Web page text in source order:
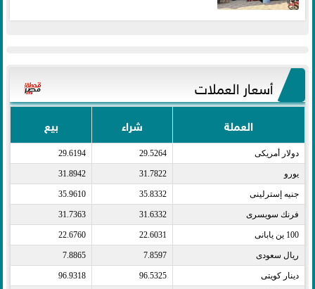
أسعار العملات
العملة شراء بيع
دولار أمريكى​ 29.5264
29.6194
يورو​ 31.7822
31.8942
جنيه إسترلينى​ 35.8332
35.9610
فرنك سويسرى​ 31.6332
31.7363
100 ين يابانى​ 22.6031
22.6760
ريال سعودى​ 7.8597
7.8865
دينار كويتى​ 96.5325
96.9318